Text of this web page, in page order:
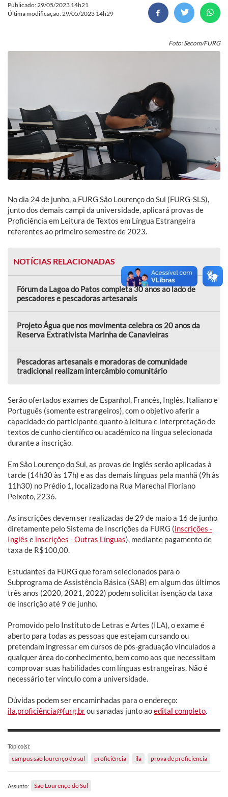
Publicado: 29/05/2023 14h21
Última modificação: 29/05/2023 14h29
Foto: Secom/FURG
No dia 24 de junho, a FURG São Lourenço do Sul (FURG-SLS),
junto dos demais campi da universidade, aplicará provas de
Proficiência em Leitura de Textos em Língua Estrangeira
referentes ao primeiro semestre de 2023.
NOTÍCIAS RELACIONADAS
Fórum da Lagoa do Patos completa 30 anos ao lado de
pescadores e pescadoras artesanais
Projeto Água que nos movimenta celebra os 20 anos da
Reserva Extrativista Marinha de Canavieiras
Pescadoras artesanais e moradoras de comunidade
tradicional realizam intercâmbio comunitário
Serão ofertados exames de Espanhol, Francês, Inglês, Italiano e
Português (somente estrangeiros), com o objetivo aferir a
capacidade do participante quanto à leitura e interpretação de
textos de cunho científico ou acadêmico na língua selecionada
durante a inscrição.
Em São Lourenço do Sul, as provas de Inglês serão aplicadas à
tarde (14h30 às 17h) e as das demais línguas pela manhã (9h às
11h30) no Prédio 1, localizado na Rua Marechal Floriano
Peixoto, 2236.
As inscrições devem ser realizadas de 29 de maio a 16 de junho
diretamente pelo Sistema de Inscrições da FURG (inscrições -
Inglês e inscrições - Outras Línguas), mediante pagamento de
taxa de R$100,00.
Estudantes da FURG que foram selecionados para o
Subprograma de Assistência Básica (SAB) em algum dos últimos
três anos (2020, 2021, 2022) podem solicitar isenção da taxa
de inscrição até 9 de junho.
Promovido pelo Instituto de Letras e Artes (ILA), o exame é
aberto para todas as pessoas que estejam cursando ou
pretendam ingressar em cursos de pós-graduação vinculados a
qualquer área do conhecimento, bem como aos que necessitam
comprovar suas habilidades com línguas estrangeiras. Não é
necessário ter vínculo com a universidade.
Dúvidas podem ser encaminhadas para o endereço:
ila.proficiência@furg.brou sanadas junto aoedital completo
Tópico(s):
campus são lourenço do sul proficiência ila prova de proficiencia
Assunto: São Lourenço do Sul